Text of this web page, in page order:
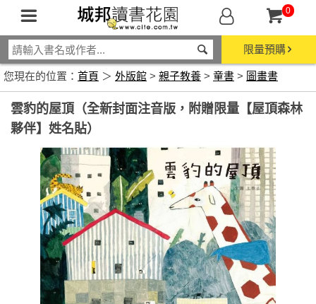
0
限量預購
您現在的位置： 首頁 ＞ 外版館 > 親子教養 > 童書 > 圖畫書
雲豹的屋頂（全新封面注音版，附贈限量【屋頂森林
夥伴】姓名貼）